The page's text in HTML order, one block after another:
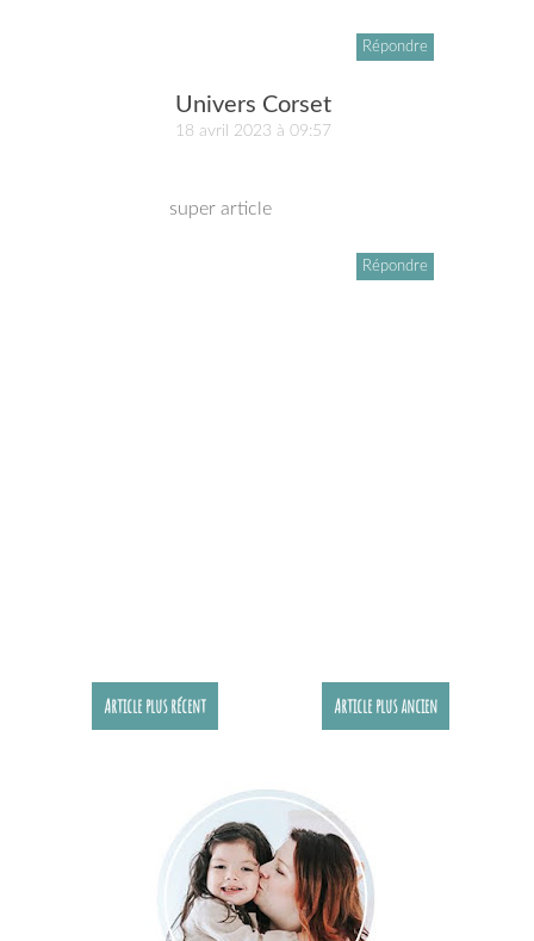
Répondre
Univers Corset
18 avril 2023 à 09:57
super article
Répondre
Article plus récent Article plus ancien